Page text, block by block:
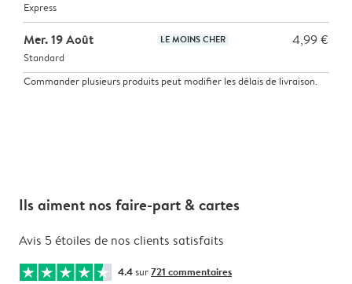
Express
Mer. 19 Août LE MOINS CHER 4,99 €
Standard
Commander plusieurs produits peut modifier les délais de livraison.
Ils aiment nos faire-part & cartes
Avis 5 étoiles de nos clients satisfaits
4.4sur721 commentaires